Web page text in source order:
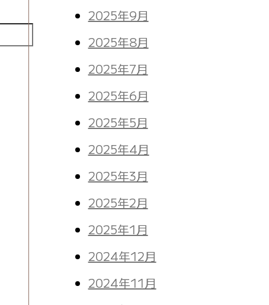
2025年9月
2025年8月
2025年7月
2025年6月
2025年5月
2025年4月
2025年3月
2025年2月
2025年1月
2024年12月
2024年11月